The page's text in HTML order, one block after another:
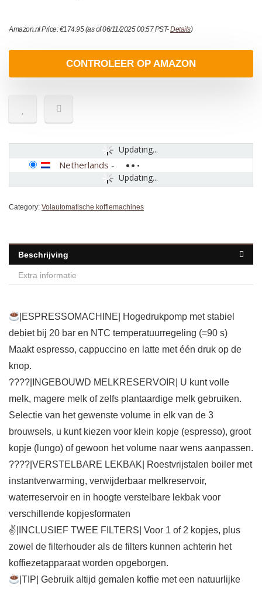
Amazon.nl Price:€174.95(as of 06/11/2025 00:57 PST-Details)
CONTROLEER OP AMAZON
Updating...
Updating...
Netherlands -
Category: Volautomatische koffiemachines
Beschrijving
Extra informatie
|ESPRESSOMACHINE| Hogedrukpomp met stabiel
debiet bij 20 bar en NTC temperatuurregeling (=90 s)
Maakt espresso, cappuccino en latte met één druk op de
knop.
????|INGEBOUWD MELKRESERVOIR| U kunt volle
melk, magere melk of zelfs plantaardige melk gebruiken.
Selectie van het gewenste volume in elk van de 3
brouwsels, u kunt kiezen voor klein kopje (espresso), groot
kopje (lungo) of gewoon het volume naar wens aanpassen.
????|VERSTELBARE LEKBAK| Roestvrijstalen boiler met
instantverwarming, verwijderbaar melkreservoir,
waterreservoir en in hoogte verstelbare lekbak voor
verschillende kopjesformaten
✌|INCLUSIEF TWEE FILTERS| Voor 1 of 2 kopjes, plus
zowel de filterhouder als de filters kunnen achterin het
koffiezetapparaat worden opgeborgen.
|TIP| Gebruik altijd gemalen koffie met een natuurlijke